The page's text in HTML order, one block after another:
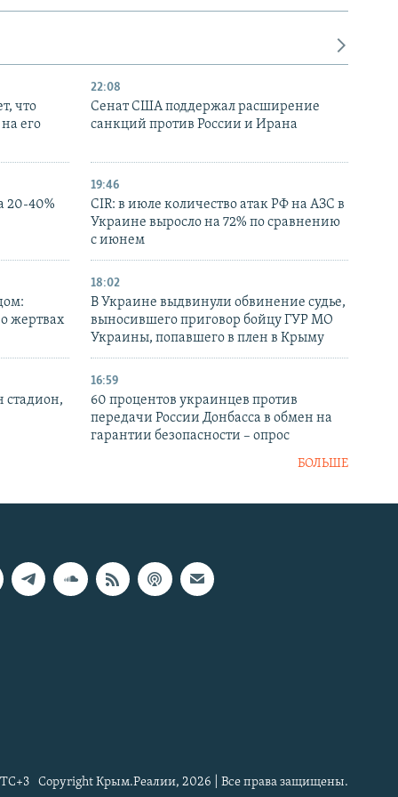
что
его
22:08
Сенат США поддержал расширение
санкций против России и Ирана
20-40%
19:46
CIR: в июле количество атак РФ на АЗС в
Украине выросло на 72% по сравнению
с июнем
жертвах
18:02
В Украине выдвинули обвинение судье,
выносившего приговор бойцу ГУР МО
Украины, попавшего в плен в Крыму
стадион,
16:59
60 процентов украинцев против
передачи России Донбасса в обмен на
гарантии безопасности – опрос
БОЛЬШЕ
Copyright Крым.Реалии, 2026 | Все права защищены.